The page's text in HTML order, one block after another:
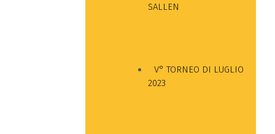
SALLEN
V° TORNEO DI LUGLIO
2023